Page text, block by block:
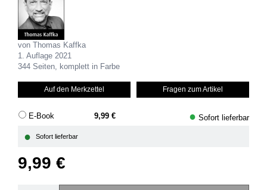
von Thomas Kaffka
1. Auflage 2021
344 Seiten, komplett in Farbe
Auf den Merkzettel Fragen zum Artikel
E-Book 9,99 € ● Sofort lieferbar
● Sofort lieferbar
9,99 €